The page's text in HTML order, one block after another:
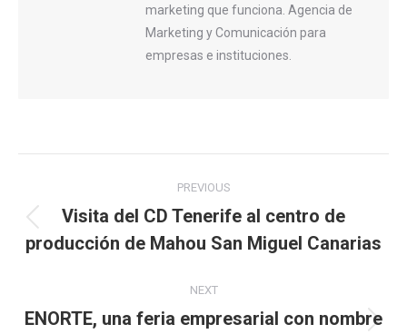
marketing que funciona. Agencia de
Marketing y Comunicación para
empresas e instituciones.
navigation
PREVIOUS
Previous
post:
Visita del CD Tenerife al centro de
producción de Mahou San Miguel Canarias
NEXT
Next
ENORTE, una feria empresarial con nombre